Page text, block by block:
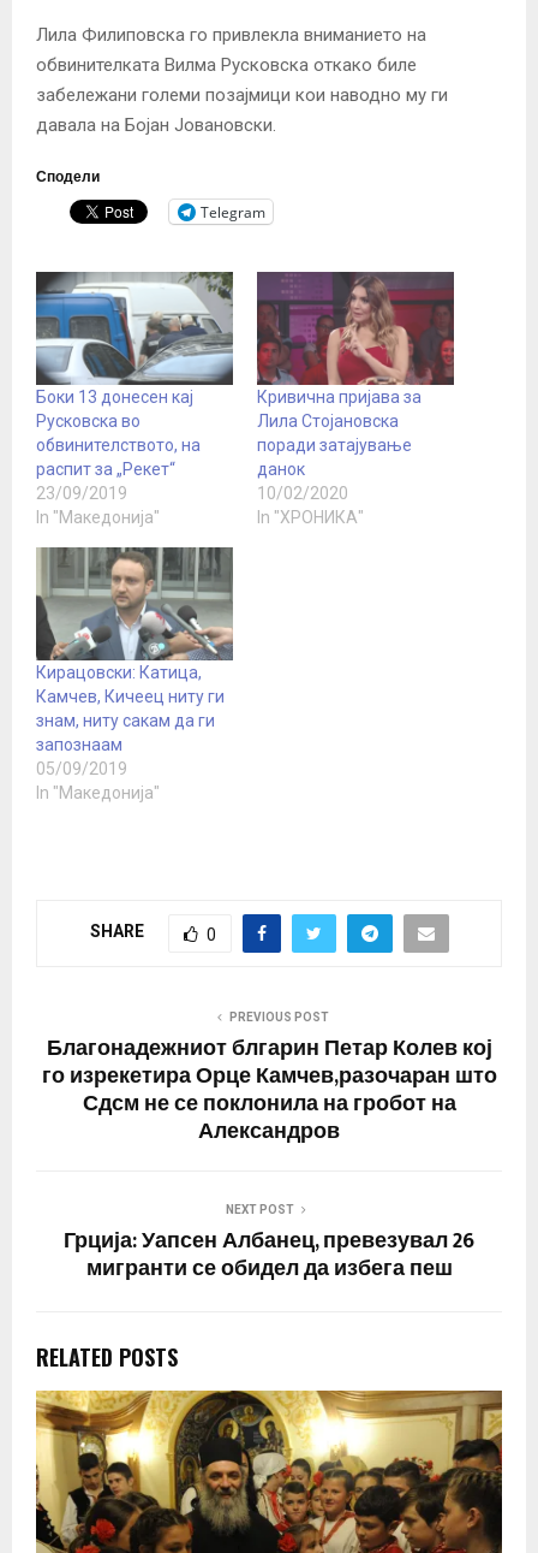
Лила Филиповска го привлекла вниманието на
обвинителката Вилма Русковска откако биле
забележани големи позајмици кои наводно му ги
давала на Бојан Јовановски.
Сподели
Telegram
Боки 13 донесен кај
Русковска во
обвинителството, на
распит за „Рекет“
23/09/2019
In "Македонија"
Кривична пријава за
Лила Стојановска
поради затајување
данок
10/02/2020
In "ХРОНИКА"
Кирацовски: Катица,
Камчев, Кичеец ниту ги
знам, ниту сакам да ги
запознаам
05/09/2019
In "Македонија"
SHARE 0
PREVIOUS POST
Благонадежниот блгарин Петар Колев кој
го изрекетира Орце Камчев,разочаран што
Сдсм не се поклонила на гробот на
Александров
NEXT POST
Грција: Уапсен Албанец, превезувал 26
мигранти се обидел да избега пеш
RELATED POSTS